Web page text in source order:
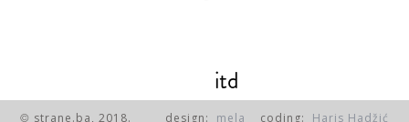
itd
© strane.ba, 2018. design: mela coding: Haris Hadžić